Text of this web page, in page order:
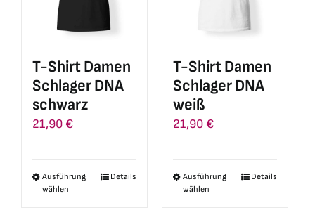
Optionen
können
der
Produktseite
gewählt
Optionen
können
der
Produktseite
T-Shirt Damen
Schlager DNA
schwarz
21,90 €
Ausführung
wählen
DiesesDetails
T-Shirt Damen
Schlager DNA
weiß
21,90 €
Ausführung
wählen
DiesesDetails